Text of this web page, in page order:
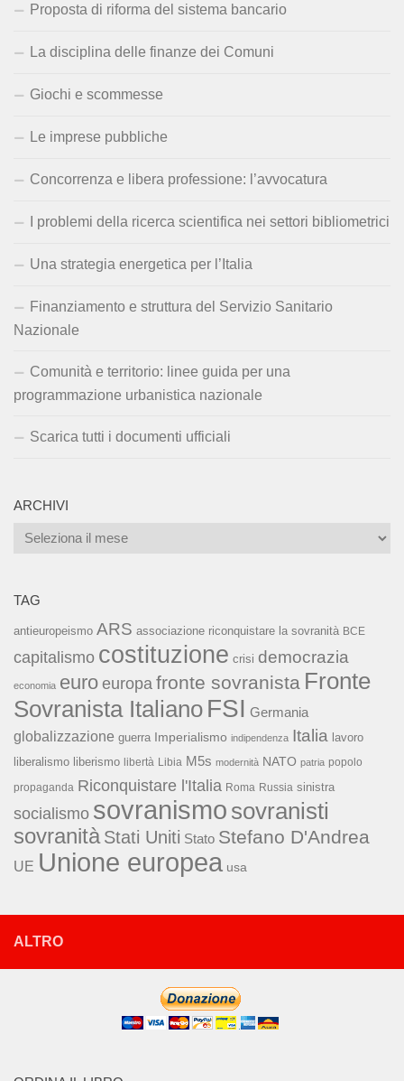
Proposta di riforma del sistema bancario
La disciplina delle finanze dei Comuni
Giochi e scommesse
Le imprese pubbliche
Concorrenza e libera professione: l’avvocatura
I problemi della ricerca scientifica nei settori bibliometrici
Una strategia energetica per l’Italia
Finanziamento e struttura del Servizio Sanitario
Nazionale
Comunità e territorio: linee guida per una
programmazione urbanistica nazionale
Scarica tutti i documenti ufficiali
ARCHIVI
Archivi
TAG
antieuropeismo ARS associazione riconquistare la sovranità BCE
capitalismo costituzione crisi democrazia
economia euro europa fronte sovranista Fronte
Sovranista Italiano FSI Germania
globalizzazione guerra Imperialismo indipendenza Italia lavoro
liberalismo liberismo libertà Libia M5s modernità NATO patria popolo
propaganda Riconquistare l'Italia Roma Russia sinistra
socialismo sovranismo sovranisti
sovranità Stati Uniti Stato Stefano D'Andrea
UE Unione europea usa
ALTRO